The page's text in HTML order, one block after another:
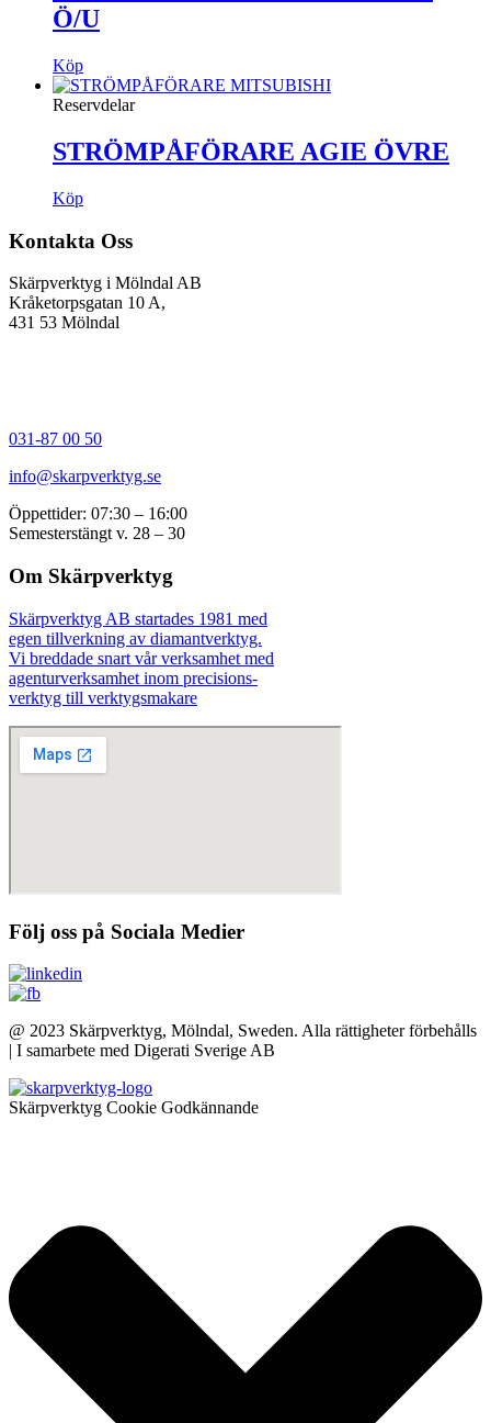
Ö/U
Köp
Reservdelar
STRÖMPÅFÖRARE AGIE ÖVRE
Köp
Kontakta Oss
Skärpverktyg i Mölndal AB
Kråketorpsgatan 10 A,
431 53 Mölndal
031-87 00 50
info@skarpverktyg.se
Öppettider: 07:30 – 16:00
Semesterstängt v. 28 – 30
Om Skärpverktyg
Skärpverktyg AB startades 1981 med
egen tillverkning av diamantverktyg.
Vi breddade snart vår verksamhet med
agenturverksamhet inom precisions-
verktyg till verktygsmakare
Följ oss på Sociala Medier
@ 2023 Skärpverktyg, Mölndal, Sweden. Alla rättigheter förbehålls
| I samarbete med Digerati Sverige AB
Skärpverktyg Cookie Godkännande